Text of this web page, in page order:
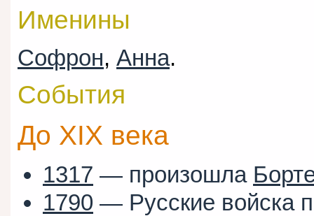
Именины
Софрон, Анна.
События
До XIX века
1317 — произошла
1790 — Русские войска